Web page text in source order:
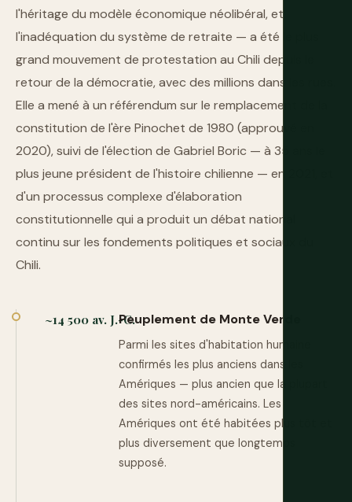
l'héritage du modèle économique néolibéral, et
l'inadéquation du système de retraite — a été le plus
grand mouvement de protestation au Chili depuis le
retour de la démocratie, avec des millions dans les rues.
Elle a mené à un référendum sur le remplacement de la
constitution de l'ère Pinochet de 1980 (approuvé en
2020), suivi de l'élection de Gabriel Boric — à 35 ans le
plus jeune président de l'histoire chilienne — en 2021, et
d'un processus complexe d'élaboration
constitutionnelle qui a produit un débat national
continu sur les fondements politiques et sociaux du
Chili.
~14 500 av. J.-C.Peuplement de Monte Verde
Parmi les sites d'habitation humaine
confirmés les plus anciens dans les
Amériques — plus ancien que la plupart
des sites nord-américains. Les
Amériques ont été habitées plus tôt et
plus diversement que longtemps
supposé.